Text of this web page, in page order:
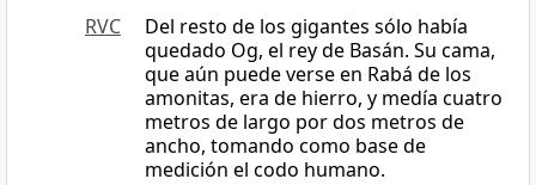
RVC
Del resto de los gigantes sólo había
quedado Og, el rey de Basán. Su cama,
que aún puede verse en Rabá de los
amonitas, era de hierro, y medía cuatro
metros de largo por dos metros de
ancho, tomando como base de
medición el codo humano.